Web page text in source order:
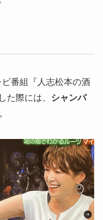
番組『人志松本の酒
た際には、
シャンパ
。